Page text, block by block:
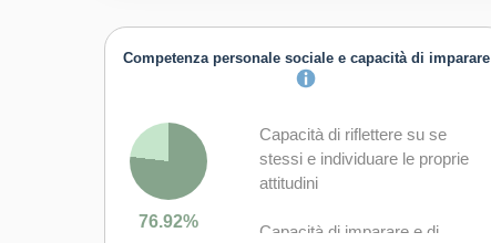
Competenza personale sociale e capacità di imparare
76.92%
Capacità di riflettere su se
stessi e individuare le proprie
attitudini
Capacità di imparare e di